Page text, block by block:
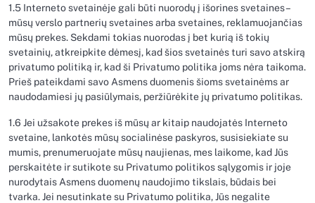
1.5 Interneto svetainėje gali būti nuorodų į išorines svetaines –
mūsų verslo partnerių svetaines arba svetaines, reklamuojančias
mūsų prekes. Sekdami tokias nuorodas į bet kurią iš tokių
svetainių, atkreipkite dėmesį, kad šios svetainės turi savo atskirą
privatumo politiką ir, kad ši Privatumo politika joms nėra taikoma.
Prieš pateikdami savo Asmens duomenis šioms svetainėms ar
naudodamiesi jų pasiūlymais, peržiūrėkite jų privatumo politikas.
1.6 Jei užsakote prekes iš mūsų ar kitaip naudojatės Interneto
svetaine, lankotės mūsų socialinėse paskyros, susisiekiate su
mumis, prenumeruojate mūsų naujienas, mes laikome, kad Jūs
perskaitėte ir sutikote su Privatumo politikos sąlygomis ir joje
nurodytais Asmens duomenų naudojimo tikslais, būdais bei
tvarka. Jei nesutinkate su Privatumo politika, Jūs negalite